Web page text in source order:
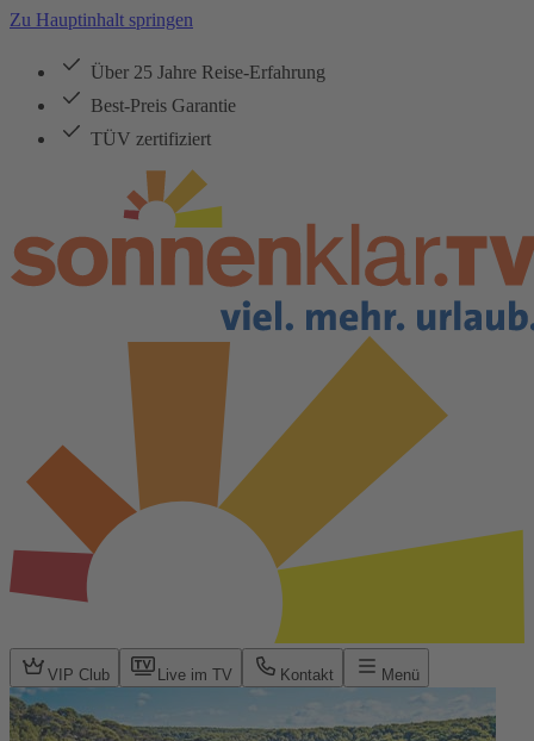
Zu Hauptinhalt springen
Über 25 Jahre Reise-Erfahrung
Best-Preis Garantie
TÜV zertifiziert
VIP Club Live im TV Kontakt Menü